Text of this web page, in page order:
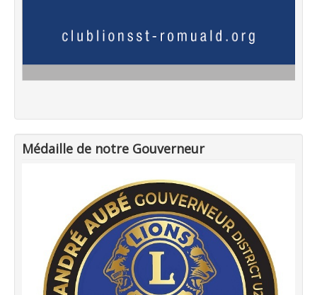
Médaille de notre Gouverneur